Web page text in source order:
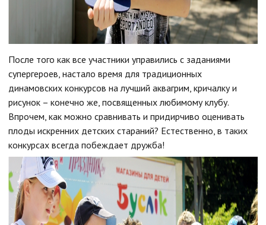
После того как все участники управились с заданиями
супергероев, настало время для традиционных
динамовских конкурсов на лучший аквагрим, кричалку и
рисунок – конечно же, посвященных любимому клубу.
Впрочем, как можно сравнивать и придирчиво оценивать
плоды искренних детских стараний? Естественно, в таких
конкурсах всегда побеждает дружба!